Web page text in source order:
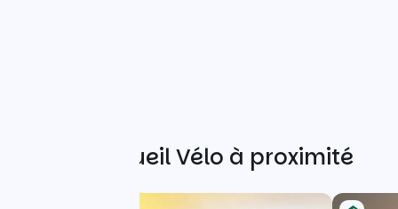
Autres Accueil Vélo à proximité